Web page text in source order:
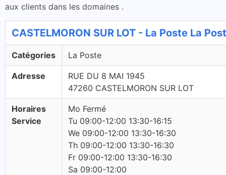
aux clients dans les domaines .
CASTELMORON SUR LOT - La Poste La
Catégories La Poste
Adresse
RUE DU 8 MAI 1945
47260 CASTELMORON SUR LOT
Horaires
Service
Mo Fermé
Tu 09:00-12:00 13:30-16:15
We 09:00-12:00 13:30-16:30
Th 09:00-12:00 13:30-16:30
Fr 09:00-12:00 13:30-16:30
Sa 09:00-12:00